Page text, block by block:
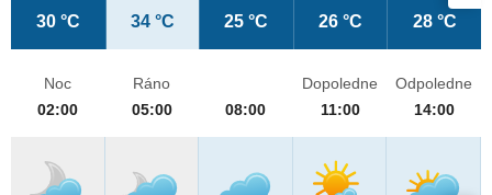
30 °C 34 °C 25 °C 26 °C 28 °C
Noc
02:00
Ráno
05:00
08:00
Dopoledne
11:00
Odpoledne
14:00